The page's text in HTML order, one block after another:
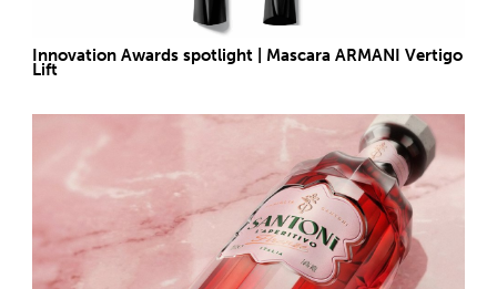
Innovation Awards spotlight | Mascara ARMANI Vertigo
Lift